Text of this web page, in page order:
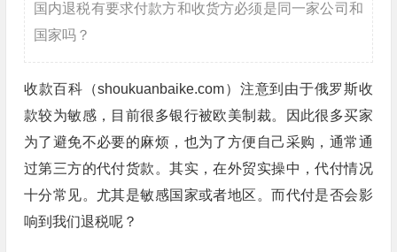
国内退税有要求付款方和收货方必须是同一家公司和
国家吗？
收款百科（shoukuanbaike.com）注意到由于俄罗斯收
款较为敏感，目前很多银行被欧美制裁。因此很多买家
为了避免不必要的麻烦，也为了方便自己采购，通常通
过第三方的代付货款。其实，在外贸实操中，代付情况
十分常见。尤其是敏感国家或者地区。而代付是否会影
响到我们退税呢？